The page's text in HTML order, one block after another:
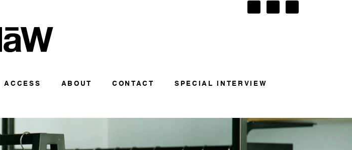
ACCESS ABOUT CONTACT SPECIAL INTERVIEW